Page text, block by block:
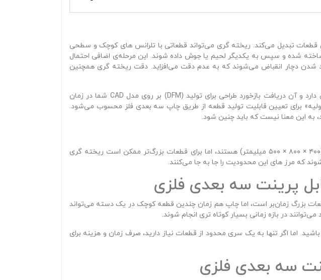
قطعات تبدیل می‌کند. ریخته‌ گری می‌تواند قطعاتی با تلرانس‌ های کوچک و سطحی
شده و سپس به یکدیگر لحیم یا جوش داده شوند. این مرحله‌ی اضافی احتمال
شدن دچار انقباض می‌شوند که به عدم دقت می‌افزاید. دقت ریخته‌ گری همچنین
استفاده از یک تولید کننده‌ی دیجیتال افزایشی (Digital Additive Manufacturer) مزیتی اضافی دارد و آن دریافت بازخورد طراحی برای تولید (DFM) بر روی مدل CAD شما در زمان
برای تعیین قابلیت تولید قطعه از طریق چاپ سه‌ بعدی فلز محسوب می‌شود.
به این معنا نیست که باید چنین شود.
اگرچه بزرگ‌ ترین پرینتر های فلزی ما قادر به ساخت قطعاتی به ابعاد ۳۱.۵ × ۱۵.۷ × ۱۹.۷ اینچ (۴۰۰ × ۸۰۰ × ۵۰۰ میلیمتر) هستند، اما برای قطعات بزرگ‌تر ممکن است ریخته‌ گری
که مرز های این محدودیت را جا به‌ جا می‌کنند.
پرینت سه‌ بعدی فلزی
بزرگ زمان‌بر است، اما چاپ هم‌ زمان چندین قطعه کوچک در یک دسته می‌تواند
در بازه زمانی بسیار کوتاه‌ تری انجام شوند.
اما اگر تنها به یک سری محدود از قطعات نیاز دارید، صرف زمان و هزینه برای
سه‌ بعدی فلزی